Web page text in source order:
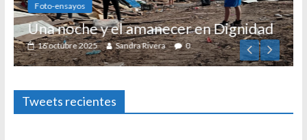
Foto-ensayos
Una noche y el amanecer en Dignidad
16 octubre 2025 Sandra Rivera 0
Tweets recientes